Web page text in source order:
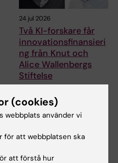
24 jul 2026
Två KI-forskare får
innovationsfinansieri
ng från Knut och
Alice Wallenbergs
Stiftelse
Branco och professor Janne
Lehtiö vid KI får…
(cookies)
webbplats använder vi
för att webbplatsen ska
att förstå hur